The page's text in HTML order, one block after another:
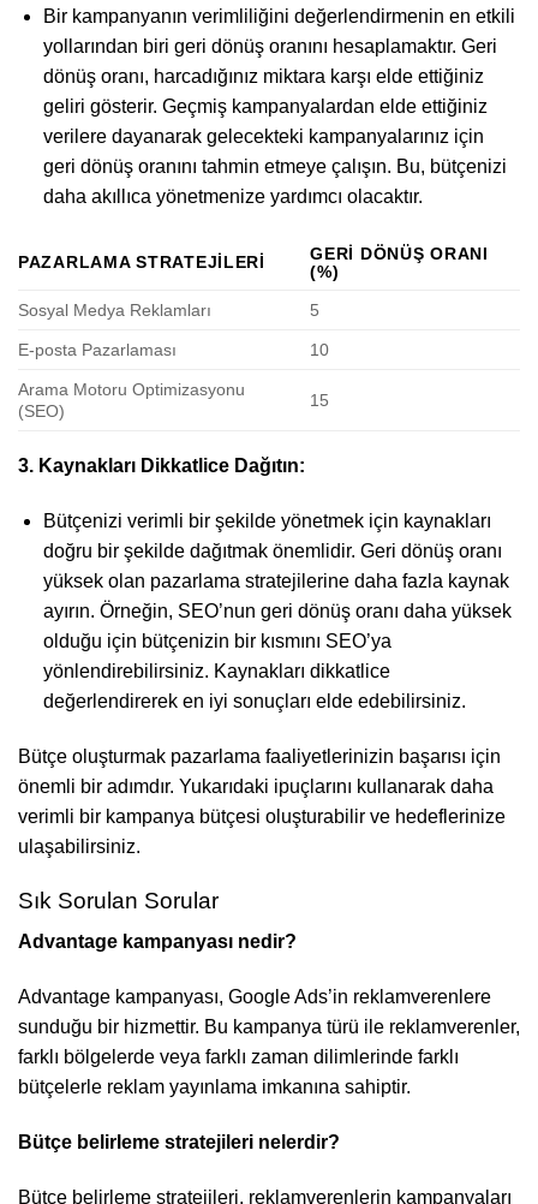
Bir kampanyanın verimliliğini değerlendirmenin en etkili
yollarından biri geri dönüş oranını hesaplamaktır. Geri
dönüş oranı, harcadığınız miktara karşı elde ettiğiniz
geliri gösterir. Geçmiş kampanyalardan elde ettiğiniz
verilere dayanarak gelecekteki kampanyalarınız için
geri dönüş oranını tahmin etmeye çalışın. Bu, bütçenizi
daha akıllıca yönetmenize yardımcı olacaktır.
PAZARLAMA STRATEJILERI
GERI DÖNÜŞ ORANI
(%)
Sosyal Medya Reklamları
5
E-posta Pazarlaması 10
Arama Motoru Optimizasyonu
(SEO)
15
3. Kaynakları Dikkatlice Dağıtın:
Bütçenizi verimli bir şekilde yönetmek için kaynakları
doğru bir şekilde dağıtmak önemlidir. Geri dönüş oranı
yüksek olan pazarlama stratejilerine daha fazla kaynak
ayırın. Örneğin, SEO’nun geri dönüş oranı daha yüksek
olduğu için bütçenizin bir kısmını SEO’ya
yönlendirebilirsiniz. Kaynakları dikkatlice
değerlendirerek en iyi sonuçları elde edebilirsiniz.
Bütçe oluşturmak pazarlama faaliyetlerinizin başarısı için
önemli bir adımdır. Yukarıdaki ipuçlarını kullanarak daha
verimli bir kampanya bütçesi oluşturabilir ve hedeflerinize
ulaşabilirsiniz.
Sık Sorulan Sorular
Advantage kampanyası nedir?
Advantage kampanyası, Google Ads’in reklamverenlere
sunduğu bir hizmettir. Bu kampanya türü ile reklamverenler,
farklı bölgelerde veya farklı zaman dilimlerinde farklı
bütçelerle reklam yayınlama imkanına sahiptir.
Bütçe belirleme stratejileri nelerdir?
Bütçe belirleme stratejileri, reklamverenlerin kampanyaları